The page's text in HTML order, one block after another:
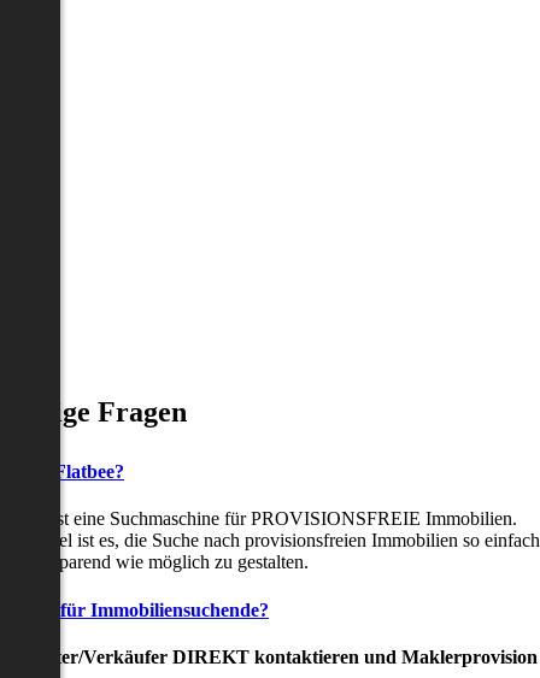
Fragen
ist Flatbee?
ist eine Suchmaschine für PROVISIONSFREIE Immobilien.
Ziel ist es, die Suche nach provisionsfreien Immobilien so einfach
zeitsparend wie möglich zu gestalten.
für Immobiliensuchende?
Verkäufer DIREKT kontaktieren und Maklerprovision